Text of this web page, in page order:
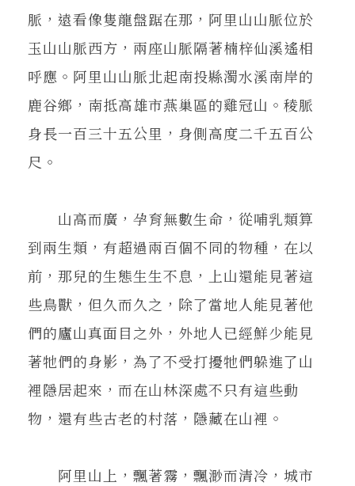
脈，遠看像隻龍盤踞在那，阿里山山脈位於
玉山山脈西方，兩座山脈隔著楠梓仙溪遙相
呼應。阿里山山脈北起南投縣濁水溪南岸的
鹿谷鄉，南抵高雄市燕巢區的雞冠山。稜脈
身長一百三十五公里，身側高度二千五百公
尺。
山高而廣，孕育無數生命，從哺乳類算
到兩生類，有超過兩百個不同的物種，在以
前，那兒的生態生生不息，上山還能見著這
些鳥獸，但久而久之，除了當地人能見著他
們的廬山真面目之外，外地人已經鮮少能見
著牠們的身影，為了不受打擾牠們躲進了山
裡隱居起來，而在山林深處不只有這些動
物，還有些古老的村落，隱藏在山裡。
阿里山上，飄著霧，飄渺而清冷，城市